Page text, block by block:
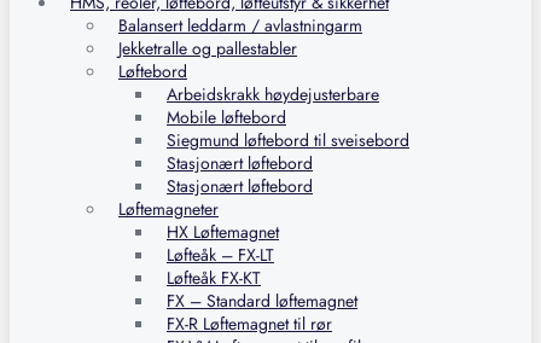
Balansert leddarm / avlastningarm
Jekketralle og pallestabler
Løftebord
Arbeidskrakk høydejusterbare
Mobile løftebord
Siegmund løftebord til sveisebord
Stasjonært løftebord
Stasjonært løftebord
Løftemagneter
HX Løftemagnet
Løfteåk – FX-LT
Løfteåk FX-KT
FX – Standard løftemagnet
FX-R Løftemagnet til rør